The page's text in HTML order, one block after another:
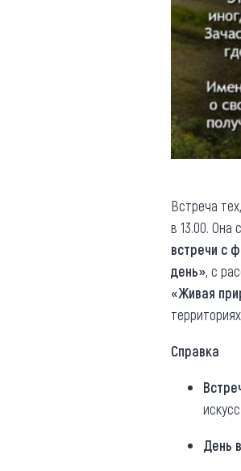
Встреча
в 13.00. Она
встречи с
день», с
«Живая
Справка
День